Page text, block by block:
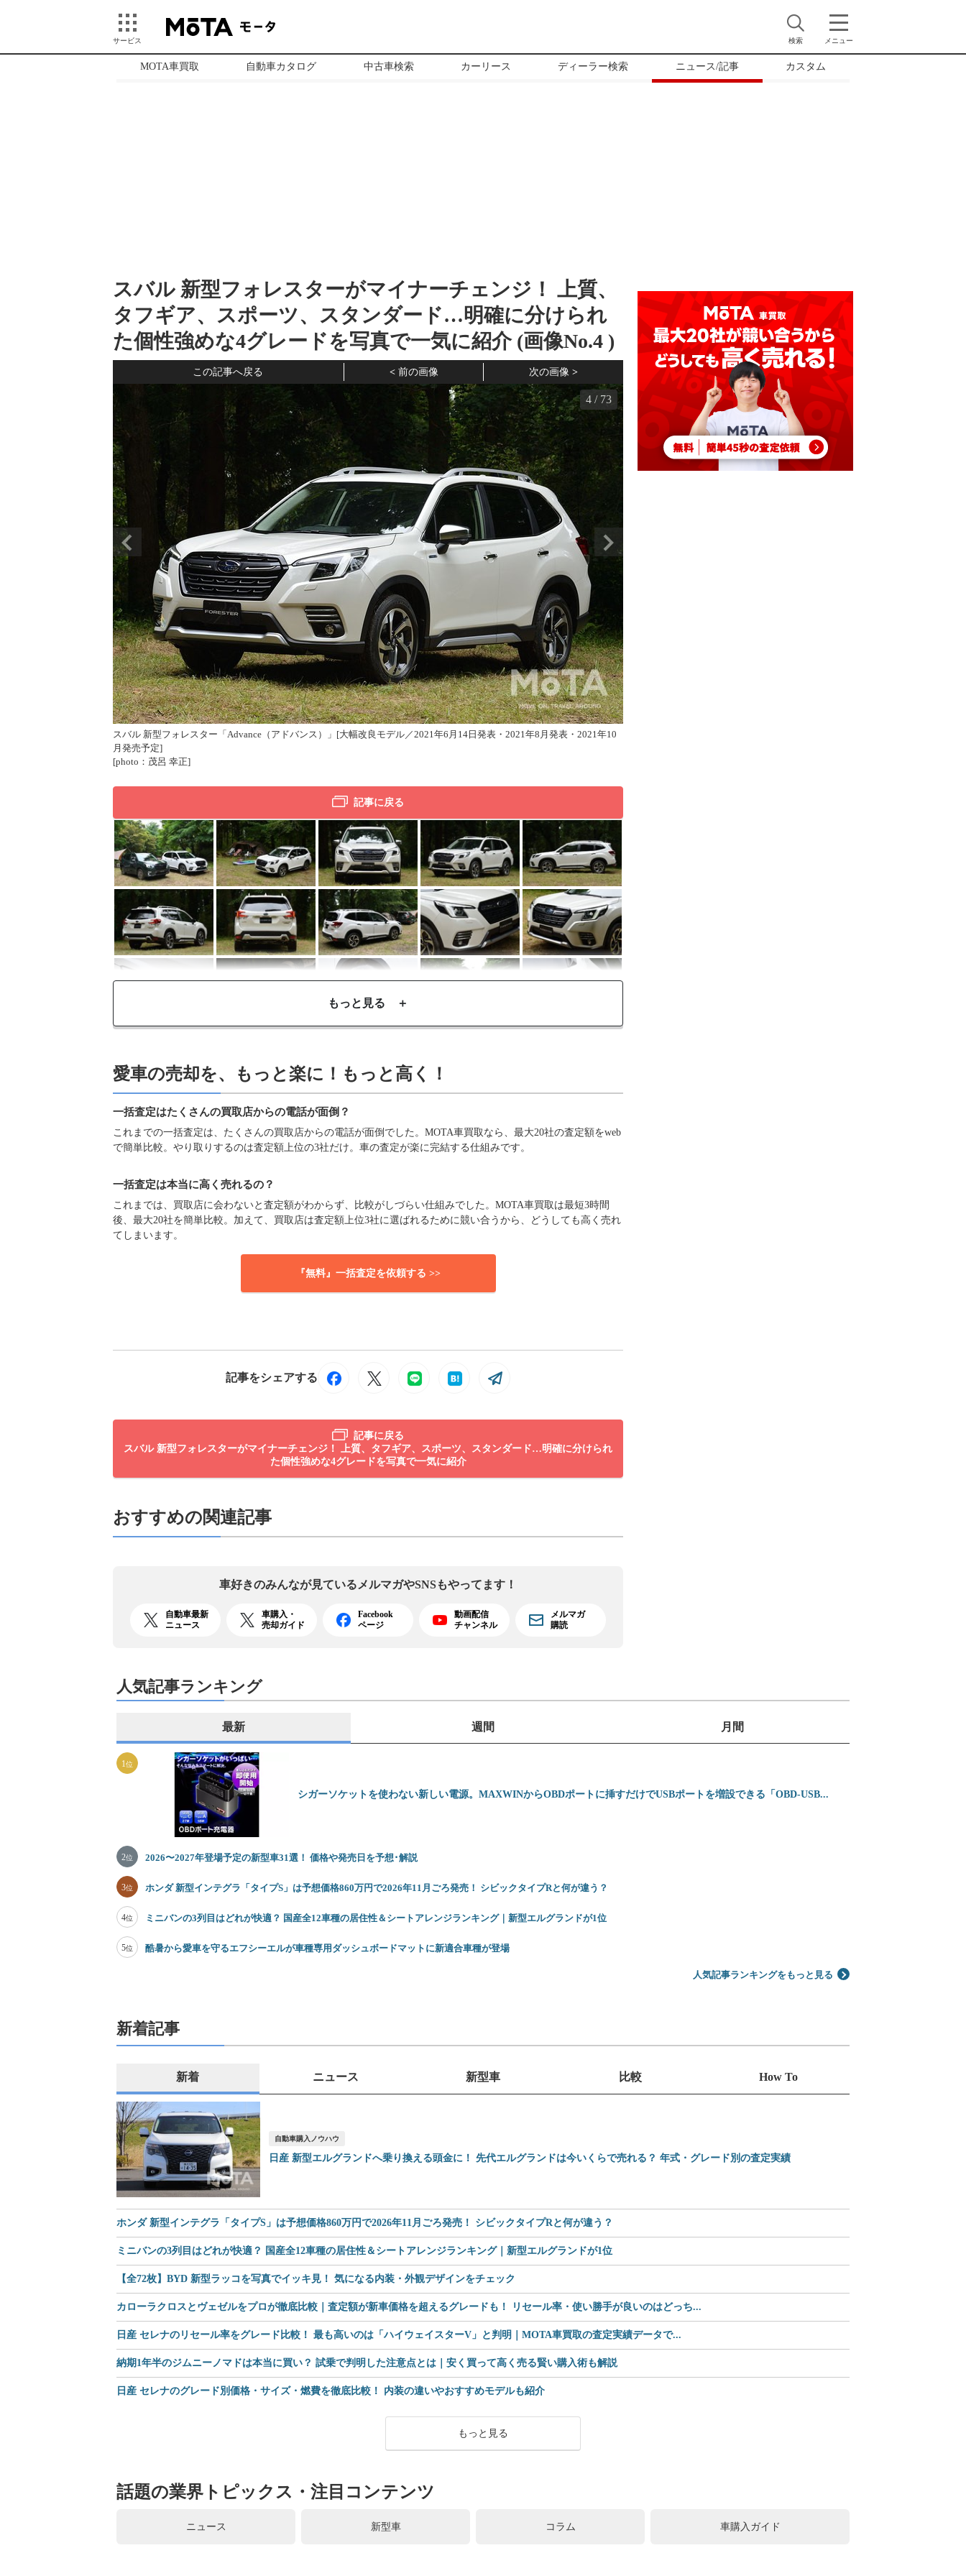
サービス 検索 メニュー
MOTA車買取 自動車カタログ 中古車検索 カーリース ディーラー検索 ニュース/記事 カスタム
スバル 新型フォレスターがマイナーチェンジ！ 上質、
タフギア、スポーツ、スタンダード…明確に分けられ
た個性強めな4グレードを写真で一気に紹介 (画像No.4 )
この記事へ戻る 前の画像 次の画像
スバル 新型フォレスター「Advance（アドバンス）」[大幅改良モデル／2021年6月14日発表・2021年8月発表・2021年10
月発売予定]
[photo：茂呂 幸正]
4 / 73
記事に戻る
もっと見る ＋
愛車の売却を、もっと楽に！もっと高く！
一括査定はたくさんの買取店からの電話が面倒？
これまでの一括査定は、たくさんの買取店からの電話が面倒でした。MOTA車買取なら、最大20社の査定額をweb
で簡単比較。やり取りするのは査定額上位の3社だけ。車の査定が楽に完結する仕組みです。
一括査定は本当に高く売れるの？
これまでは、買取店に会わないと査定額がわからず、比較がしづらい仕組みでした。MOTA車買取は最短3時間
後、最大20社を簡単比較。加えて、買取店は査定額上位3社に選ばれるために競い合うから、どうしても高く売れ
てしまいます。
『無料』一括査定を依頼する >>
記事をシェアする
記事に戻る
スバル 新型フォレスターがマイナーチェンジ！ 上質、タフギア、スポーツ、スタンダード…明確に分けられ
た個性強めな4グレードを写真で一気に紹介
おすすめの関連記事
車好きのみんなが見ている メルマガやSNSもやってます！
自動車最新
ニュース
車購入・
売却ガイド
Facebook
ページ
動画配信
チャンネル
メルマガ
購読
人気記事ランキング
最新 週間 月間
1位
シガーソケットを使わない新しい電源。MAXWINからOBDポートに挿すだけでUSBポートを増設できる「OBD-USB...
2位 2026〜2027年登場予定の新型車31選！ 価格や発売日を予想･解説
3位 ホンダ 新型インテグラ「タイプS」は予想価格860万円で2026年11月ごろ発売！ シビックタイプRと何が違う？
4位 ミニバンの3列目はどれが快適？ 国産全12車種の居住性＆シートアレンジランキング｜新型エルグランドが1位
5位 酷暑から愛車を守るエフシーエルが車種専用ダッシュボードマットに新適合車種が登場
人気記事ランキングをもっと見る
新着記事
新着 ニュース 新型車 比較 How To
自動車購入ノウハウ
日産 新型エルグランドへ乗り換える頭金に！ 先代エルグランドは今いくらで売れる？ 年式・グレード別の査定実績
ホンダ 新型インテグラ「タイプS」は予想価格860万円で2026年11月ごろ発売！ シビックタイプRと何が違う？
ミニバンの3列目はどれが快適？ 国産全12車種の居住性＆シートアレンジランキング｜新型エルグランドが1位
【全72枚】BYD 新型ラッコを写真でイッキ見！ 気になる内装・外観デザインをチェック
カローラクロスとヴェゼルをプロが徹底比較｜査定額が新車価格を超えるグレードも！ リセール率・使い勝手が良いのはどっち...
日産 セレナのリセール率をグレード比較！ 最も高いのは「ハイウェイスターV」と判明｜MOTA車買取の査定実績データで...
納期1年半のジムニーノマドは本当に買い？ 試乗で判明した注意点とは｜安く買って高く売る賢い購入術も解説
日産 セレナのグレード別価格・サイズ・燃費を徹底比較！ 内装の違いやおすすめモデルも紹介
もっと見る
話題の業界トピックス・注目コンテンツ
ニュース 新型車 コラム 車購入ガイド